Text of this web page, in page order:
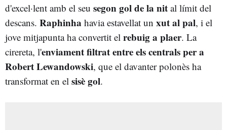
d'excel·lent amb el seu segon gol de la nit al límit del
descans. Raphinha havia estavellat un xut al pal, i el
jove mitjapunta ha convertit el rebuig a plaer. La
cirereta, l'enviament filtrat entre els centrals per a
Robert Lewandowski, que el davanter polonès ha
transformat en el sisè gol.